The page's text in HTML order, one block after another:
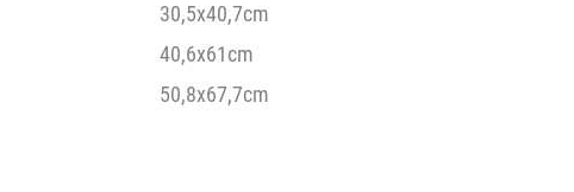
30,5x40,7cm
40,6x61cm
50,8x67,7cm